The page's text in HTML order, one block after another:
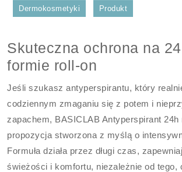
Dermokosmetyki Produkt
Skuteczna ochrona na
formie roll-on
Jeśli szukasz antyperspirantu, który
codziennym zmaganiu się z potem i
zapachem, BASICLAB Antyperspirant
propozycja stworzona z myślą o
Formuła działa przez długi czas,
świeżości i komfortu, niezależnie od tego,